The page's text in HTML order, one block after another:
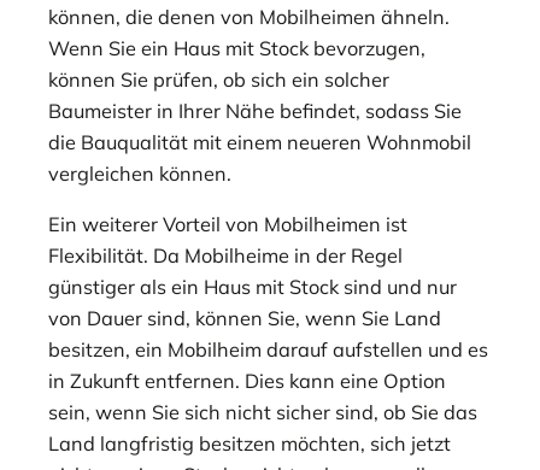
können, die denen von Mobilheimen ähneln.
Wenn Sie ein Haus mit Stock bevorzugen,
können Sie prüfen, ob sich ein solcher
Baumeister in Ihrer Nähe befindet, sodass Sie
die Bauqualität mit einem neueren Wohnmobil
vergleichen können.
Ein weiterer Vorteil von Mobilheimen ist
Flexibilität. Da Mobilheime in der Regel
günstiger als ein Haus mit Stock sind und nur
von Dauer sind, können Sie, wenn Sie Land
besitzen, ein Mobilheim darauf aufstellen und es
in Zukunft entfernen. Dies kann eine Option
sein, wenn Sie sich nicht sicher sind, ob Sie das
Land langfristig besitzen möchten, sich jetzt